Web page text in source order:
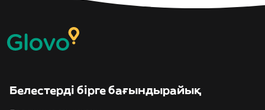
Белестерді бірге бағындырайық